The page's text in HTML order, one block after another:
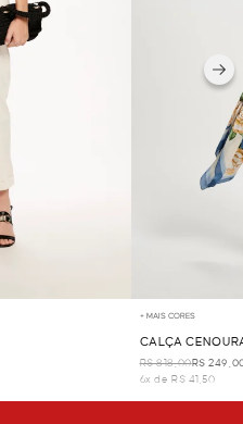
+ MAIS CORES
CALÇA
R$ 818,00R$
6x de R$ 41,50